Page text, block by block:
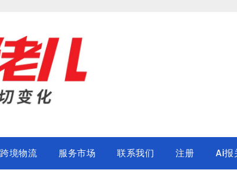
跨境物流 服务市场 联系我们 注册 Ai报